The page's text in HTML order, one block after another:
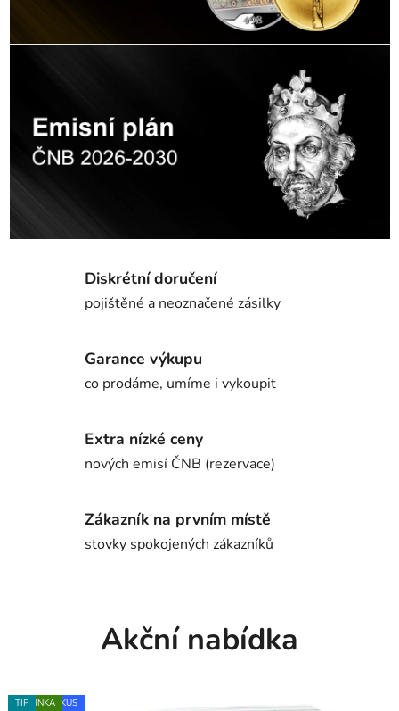
Diskrétní doručení
pojištěné a neoznačené zásilky
Garance výkupu
co prodáme, umíme i vykoupit
Extra nízké ceny
nových emisí ČNB (rezervace)
Zákazník na prvním místě
stovky spokojených zákazníků
Akční nabídka
NOVINKA
NOVINKA
CENOVÝ HIT
CENOVÝ HIT
CENOVÝ HIT
AKCE
POSLEDNÍ KUS
POSLEDNÍ KUS
NOVINKA
TIP
TIP
TIP